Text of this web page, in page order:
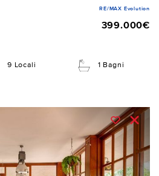
RE/MAX Evolution
399.000€
9 Locali 1 Bagni